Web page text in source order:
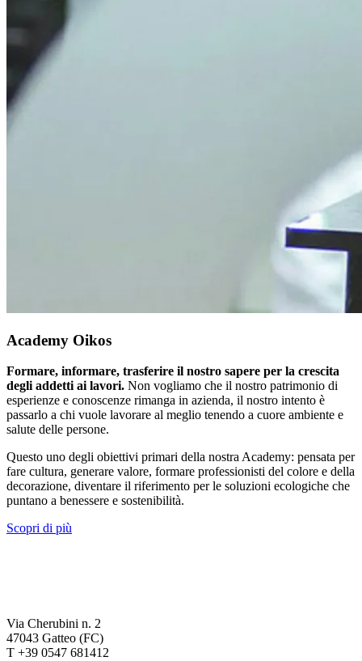
Academy Oikos
Formare, informare, trasferire il nostro sapere per la crescita
degli addetti ai lavori. Non vogliamo che il nostro patrimonio di
esperienze e conoscenze rimanga in azienda, il nostro intento è
passarlo a chi vuole lavorare al meglio tenendo a cuore ambiente e
salute delle persone.
Questo uno degli obiettivi primari della nostra Academy: pensata per
fare cultura, generare valore, formare professionisti del colore e della
decorazione, diventare il riferimento per le soluzioni ecologiche che
puntano a benessere e sostenibilità.
Scopri di più
Via Cherubini n. 2
47043 Gatteo (FC)
T +39 0547 681412